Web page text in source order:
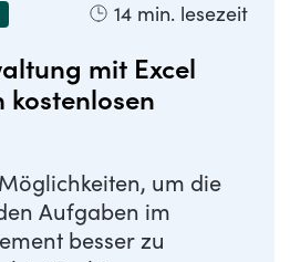
14 min. lesezeit
mit Excel
kostenlosen
um die
Aufgaben im
besser zu